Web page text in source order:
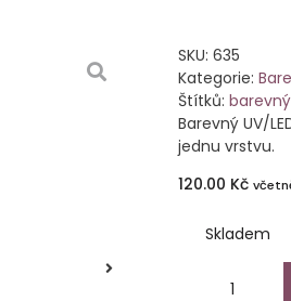
SKU: 635
Kategorie:
Štítků:
Barevný UV/
jednu vrstvu.
120.00 Kč
Skladem